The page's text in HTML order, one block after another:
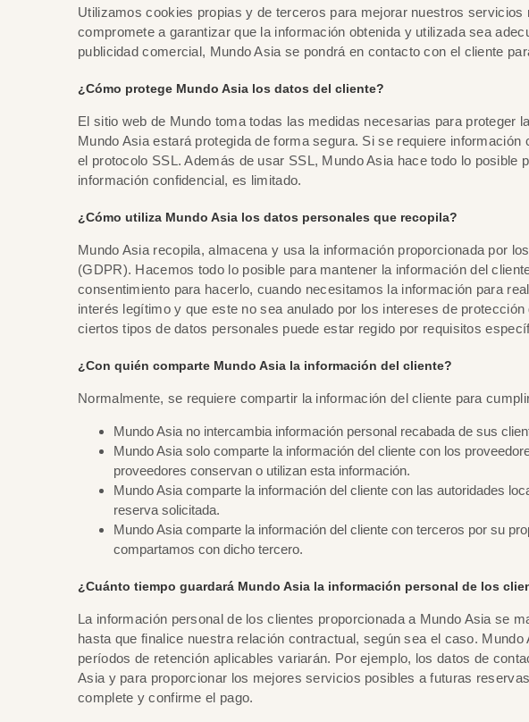
Utilizamos cookies propias y de terceros para mejorar nuestros
compromete a garantizar que la información obtenida y utilizada sea
publicidad comercial, Mundo Asia se pondrá en contacto con el cliente
¿Cómo protege Mundo Asia los datos del cliente?
El sitio web de Mundo toma todas las medidas necesarias para proteger
Mundo Asia estará protegida de forma segura. Si se requiere
el protocolo SSL. Además de usar SSL, Mundo Asia hace todo lo
información confidencial, es limitado.
¿Cómo utiliza Mundo Asia los datos personales que recopila?
Mundo Asia recopila, almacena y usa la información proporcionada por
(GDPR). Hacemos todo lo posible para mantener la información del
consentimiento para hacerlo, cuando necesitamos la información para
interés legítimo y que este no sea anulado por los intereses de
ciertos tipos de datos personales puede estar regido por requisitos
¿Con quién comparte Mundo Asia la información del cliente?
Normalmente, se requiere compartir la información del cliente para
Mundo Asia no intercambia información personal recabada de sus
Mundo Asia solo comparte la información del cliente con los
proveedores conservan o utilizan esta información.
Mundo Asia comparte la información del cliente con las autoridades
reserva solicitada.
Mundo Asia comparte la información del cliente con terceros por su
compartamos con dicho tercero.
¿Cuánto tiempo guardará Mundo Asia la información personal de los
La información personal de los clientes proporcionada a Mundo Asia se
hasta que finalice nuestra relación contractual, según sea el caso.
períodos de retención aplicables variarán. Por ejemplo, los datos de
Asia y para proporcionar los mejores servicios posibles a futuras
complete y confirme el pago.